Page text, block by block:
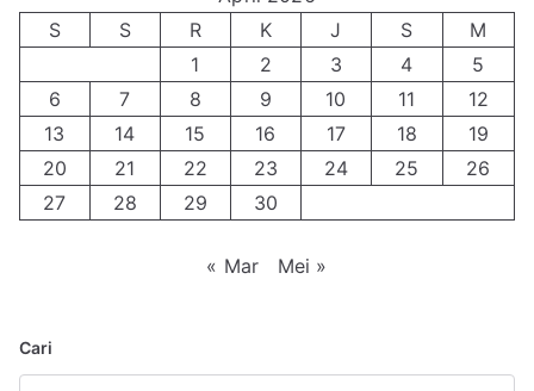
S
S R K J S
M
1
2 3 4
5
6
7 8 9 10 11
12
13
14 15 16 17 18
19
20
21 22 23 24 25
26
27
28 29 30
« Mar Mei »
Cari